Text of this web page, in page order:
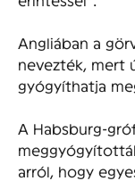
Angliában a
nevezték, mert
gyógyíthatja
A Habsburg-
arról, hogy